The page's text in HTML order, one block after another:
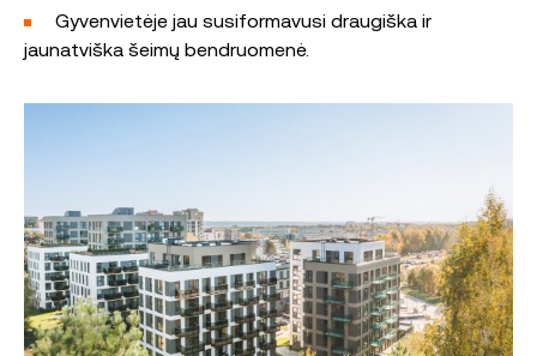
Gyvenvietėje jau susiformavusi draugiška ir
jaunatviška šeimų bendruomenė.